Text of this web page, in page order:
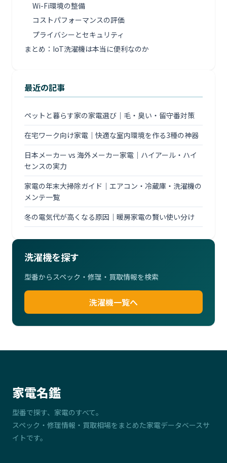
Wi-Fi環境の整備
コストパフォーマンスの評価
プライバシーとセキュリティ
まとめ：IoT洗濯機は本当に便利なのか
最近の記事
ペットと暮らす家の家電選び｜毛・臭い・留守番対策
在宅ワーク向け家電｜快適な室内環境を作る3種の神器
日本メーカー vs 海外メーカー家電｜ハイアール・ハイ
センスの実力
家電の年末大掃除ガイド｜エアコン・冷蔵庫・洗濯機の
メンテ一覧
冬の電気代が高くなる原因｜暖房家電の賢い使い分け
洗濯機を探す
型番からスペック・修理・買取情報を検索
洗濯機一覧へ
家電名鑑
型番で探す、家電のすべて。
スペック・修理情報・買取相場をまとめた家電データベースサ
イトです。